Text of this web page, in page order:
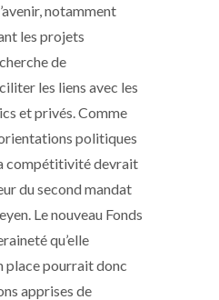
notamment
les projets
de
les liens avec les
et privés. Comme
politiques
compétitivité devrait
du second mandat
Le nouveau Fonds
qu’elle
place pourrait donc
apprises de